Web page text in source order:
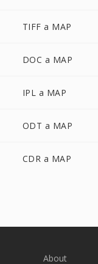
TIFF a MAP
DOC a MAP
IPL a MAP
ODT a MAP
CDR a MAP
About